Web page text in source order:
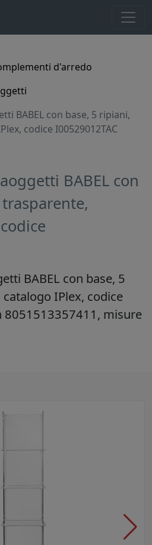
d'arredo
BABEL con base, 5 ripiani,
codice I00529012TAC
BABEL con
BABEL con base, 5
IPlex, codice
8051513357411, misure